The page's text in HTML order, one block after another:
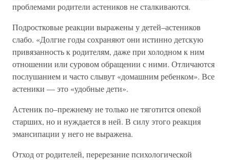
проблемами родители астеников не сталкиваются.
Подростковые реакции выражены у детей–астеников
слабо. «Долгие годы сохраняют они истинно детскую
привязанность к родителям, даже при холодном к ним
отношении или суровом обращении с ними. Отличаются
послушанием и часто слывут «домашним ребенком». Все
астеники — это «удобные дети».
Астеник по–прежнему не только не тяготится опекой
старших, но и нуждается в ней. В силу этого реакция
эмансипации у него не выражена.
Отход от родителей, перерезание психологической